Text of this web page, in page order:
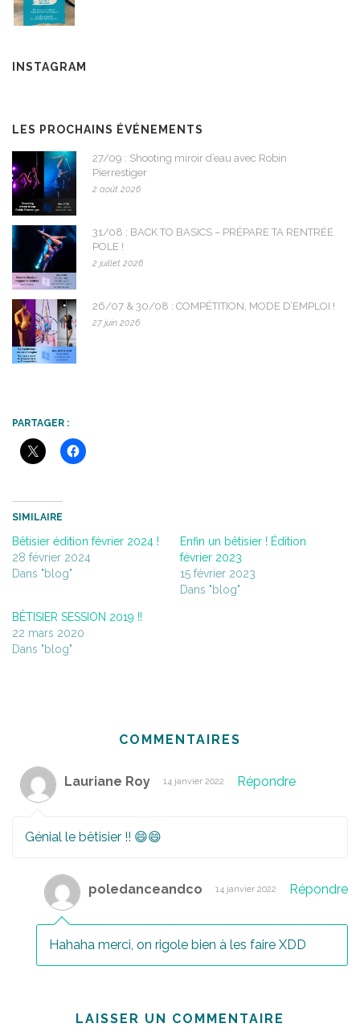
INSTAGRAM
LES PROCHAINS ÉVÉNEMENTS
27/09 : Shooting miroir d’eau avec Robin
Pierrestiger
2 août 2026
31/08 : BACK TO BASICS – PRÉPARE TA RENTRÉE
POLE !
2 juillet 2026
26/07 & 30/08 : COMPÉTITION, MODE D’EMPLOI !
27 juin 2026
PARTAGER :
SIMILAIRE
Bêtisier édition février 2024 !
28 février 2024
Dans "blog"
Enfin un bêtisier ! Édition
février 2023
15 février 2023
Dans "blog"
BÊTISIER SESSION 2019 !!
22 mars 2020
Dans "blog"
COMMENTAIRES
Lauriane Roy 14 janvier 2022 Répondre
Génial le bêtisier !! 😄😄
poledanceandco 14 janvier 2022 Répondre
Hahaha merci, on rigole bien à les faire XDD
LAISSER UN COMMENTAIRE